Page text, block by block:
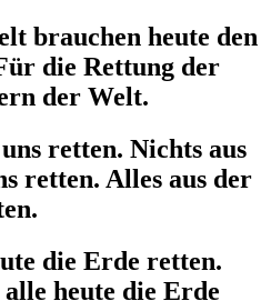
brauchen heute den
die Rettung der
der Welt.
retten. Nichts aus
retten. Alles aus der
die Erde retten.
heute die Erde